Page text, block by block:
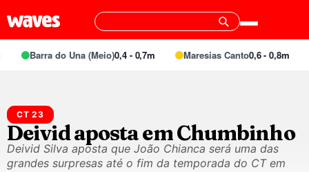
Barra do Una (Meio)0,4 - 0,7m Maresias Canto0,6 - 0,8m
CT 23
Deivid aposta em Chumbinho
Deivid Silva aposta que João Chianca será uma das
grandes surpresas até o fim da temporada do CT em